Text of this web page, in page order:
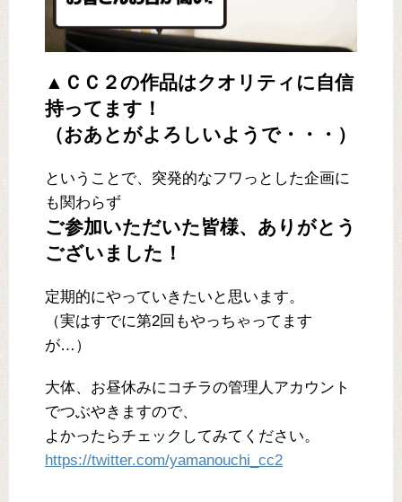
▲ＣＣ２の作品はクオリティに自信
持ってます！
（おあとがよろしいようで・・・）
ということで、突発的なフワっとした企画に
も関わらず
ご参加いただいた皆様、ありがとう
ございました！
定期的にやっていきたいと思います。
（実はすでに第2回もやっちゃってます
が…）
大体、お昼休みにコチラの管理人アカウント
でつぶやきますので、
よかったらチェックしてみてください。
https://twitter.com/yamanouchi_cc2